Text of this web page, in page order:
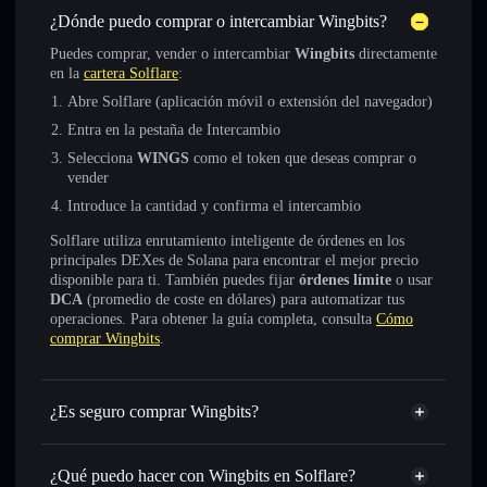
¿Dónde puedo comprar o intercambiar Wingbits?
Puedes comprar, vender o intercambiar Wingbits directamente
en la cartera Solflare:
Abre Solflare (aplicación móvil o extensión del navegador)
Entra en la pestaña de Intercambio
Selecciona WINGS como el token que deseas comprar o
vender
Introduce la cantidad y confirma el intercambio
Solflare utiliza enrutamiento inteligente de órdenes en los
principales DEXes de Solana para encontrar el mejor precio
disponible para ti. También puedes fijar órdenes límite o usar
DCA (promedio de coste en dólares) para automatizar tus
operaciones. Para obtener la guía completa, consulta Cómo
comprar Wingbits.
¿Es seguro comprar Wingbits?
Wingbits token verificado
¿Qué puedo hacer con Wingbits en Solflare?